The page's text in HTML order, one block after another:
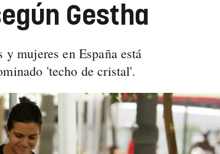
Gestha
mujeres en España está
'techo de cristal'.